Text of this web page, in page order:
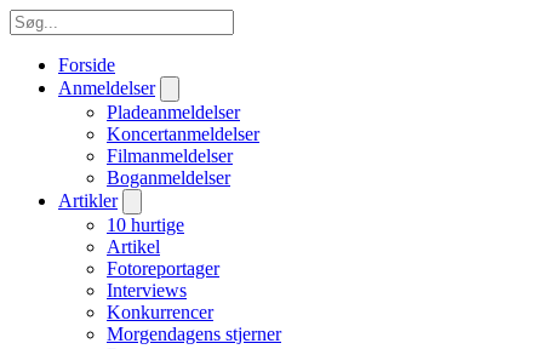
Forside
Anmeldelser
Pladeanmeldelser
Koncertanmeldelser
Filmanmeldelser
Boganmeldelser
Artikler
10 hurtige
Artikel
Fotoreportager
Interviews
Konkurrencer
Morgendagens stjerner